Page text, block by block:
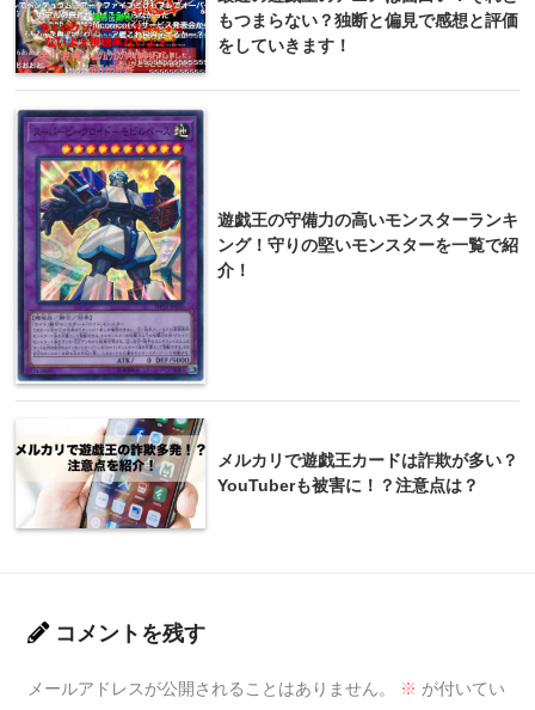
もつまらない？独断と偏見で感想と評価
をしていきます！
遊戯王の守備力の高いモンスターランキ
ング！守りの堅いモンスターを一覧で紹
介！
メルカリで遊戯王カードは詐欺が多い？
YouTuberも被害に！？注意点は？
コメントを残す
メールアドレスが公開されることはありません。 ※ が付いてい